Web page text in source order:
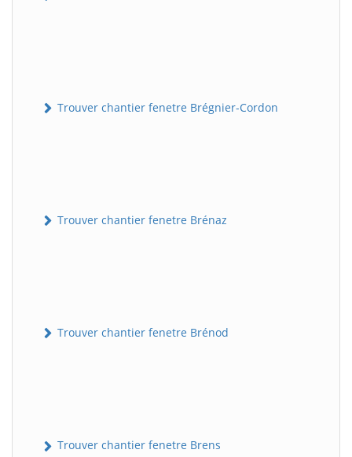
Trouver chantier fenetre Brégnier-Cordon
Trouver chantier fenetre Brénaz
Trouver chantier fenetre Brénod
Trouver chantier fenetre Brens